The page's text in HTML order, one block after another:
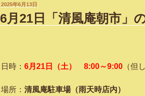
投
日:
2025年6月13日
6月21日「清風庵朝市」
日時： 6月21日（土） 8:00～9:00 （但
場所： 清風庵駐車場（雨天時店内）